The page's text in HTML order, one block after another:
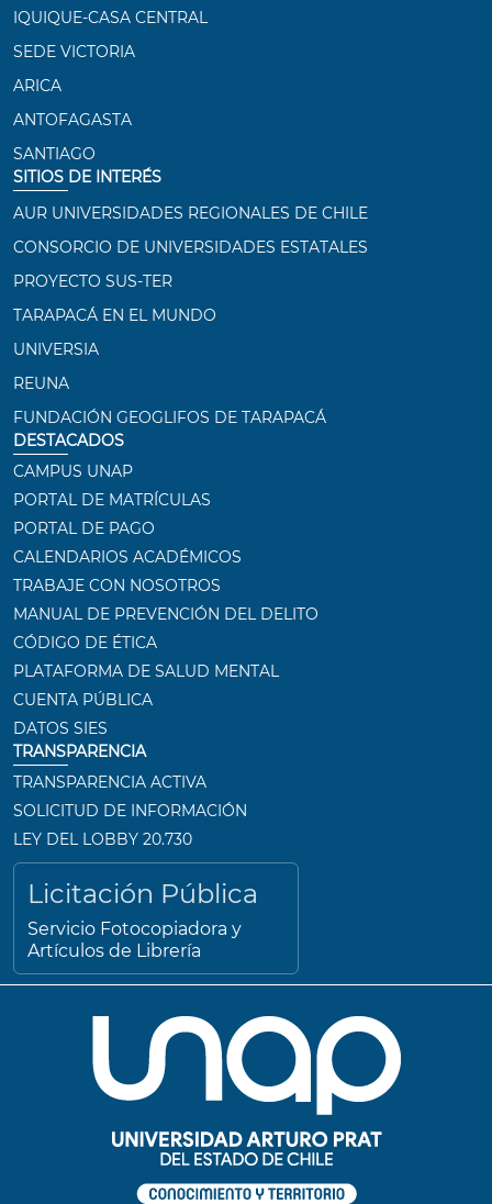
IQUIQUE-CASA CENTRAL
SEDE VICTORIA
ARICA
ANTOFAGASTA
SANTIAGO
SITIOS DE INTERÉS
AUR UNIVERSIDADES REGIONALES DE CHILE
CONSORCIO DE UNIVERSIDADES ESTATALES
PROYECTO SUS-TER
TARAPACÁ EN EL MUNDO
UNIVERSIA
REUNA
FUNDACIÓN GEOGLIFOS DE TARAPACÁ
DESTACADOS
CAMPUS UNAP
PORTAL DE MATRÍCULAS
PORTAL DE PAGO
CALENDARIOS ACADÉMICOS
TRABAJE CON NOSOTROS
MANUAL DE PREVENCIÓN DEL DELITO
CÓDIGO DE ÉTICA
PLATAFORMA DE SALUD MENTAL
CUENTA PÚBLICA
DATOS SIES
TRANSPARENCIA
TRANSPARENCIA ACTIVA
SOLICITUD DE INFORMACIÓN
LEY DEL LOBBY 20.730
Licitación Pública
Servicio Fotocopiadora y
Artículos de Librería